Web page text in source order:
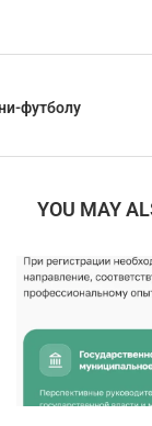
футболу
YOU MAY